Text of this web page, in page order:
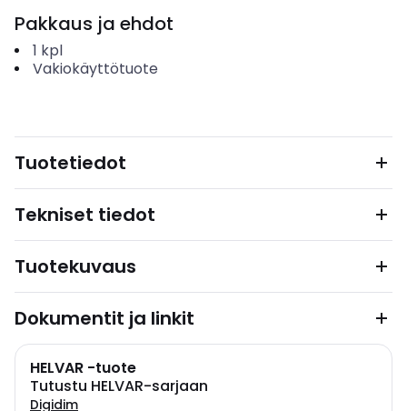
Pakkaus ja ehdot
1 kpl
Vakiokäyttötuote
Tuotetiedot
Tekniset tiedot
Tuotekuvaus
Dokumentit ja linkit
HELVAR -tuote
Tutustu HELVAR-sarjaan
Digidim